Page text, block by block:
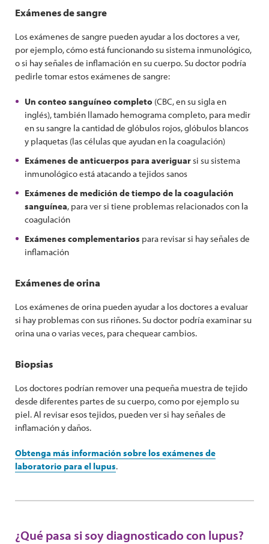
Exámenes de sangre
Los exámenes de sangre pueden ayudar a los doctores a ver,
por ejemplo, cómo está funcionando su sistema inmunológico,
o si hay señales de inflamación en su cuerpo. Su doctor podría
pedirle tomar estos exámenes de sangre:
Un conteo sanguíneo completo (CBC, en su sigla en
inglés), también llamado hemograma completo, para medir
en su sangre la cantidad de glóbulos rojos, glóbulos blancos
y plaquetas (las células que ayudan en la coagulación)
Exámenes de anticuerpos para averiguarsi su sistema
inmunológico está atacando a tejidos sanos
Exámenes de medición de tiempo de la coagulación
sanguínea, para ver si tiene problemas relacionados con la
coagulación
Exámenes complementarios para revisar si hay señales de
inflamación
Exámenes de orina
Los exámenes de orina pueden ayudar a los doctores a evaluar
si hay problemas con sus riñones. Su doctor podría examinar su
orina una o varias veces, para chequear cambios.
Biopsias
Los doctores podrían remover una pequeña muestra de tejido
desde diferentes partes de su cuerpo, como por ejemplo su
piel. Al revisar esos tejidos, pueden ver si hay señales de
inflamación y daños.
Obtenga más información sobre los exámenes de
laboratorio para el lupus.
¿Qué pasa si soy diagnosticado con lupus?